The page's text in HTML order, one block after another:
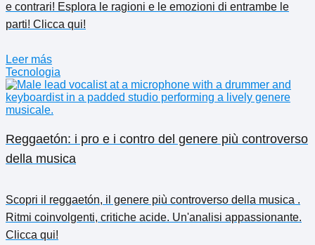
e contrari! Esplora le ragioni e le emozioni di entrambe le
parti! Clicca qui!
Leer más
Tecnologia
Reggaetón: i pro e i contro del genere più controverso
della musica
Scopri il reggaetón, il genere più controverso della musica .
Ritmi coinvolgenti, critiche acide. Un'analisi appassionante.
Clicca qui!